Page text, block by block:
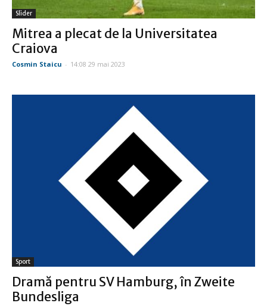
Slider
Mitrea a plecat de la Universitatea
Craiova
Cosmin Staicu - 14:08 29 mai 2023
Sport
Dramă pentru SV Hamburg, în Zweite
Bundesliga